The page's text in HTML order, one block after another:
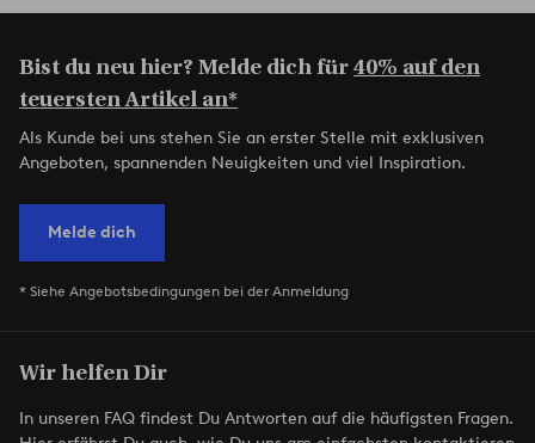
Bist du neu hier? Melde dich für40% auf den
teuersten Artikel an*
Als Kunde bei uns stehen Sie an erster Stelle mit exklusiven
Angeboten, spannenden Neuigkeiten und viel Inspiration.
Melde dich
* Siehe Angebotsbedingungen bei der Anmeldung
Wir helfen Dir
In unseren FAQ findest Du Antworten auf die häufigsten Fragen.